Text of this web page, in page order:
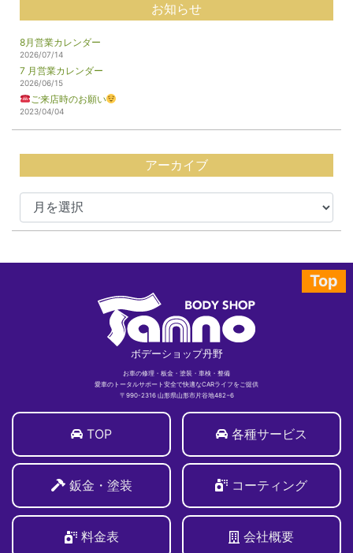
お知らせ
8月営業カレンダー
2026/07/14
7 月営業カレンダー
2026/06/15
ご来店時のお願い
2023/04/04
アーカイブ
Top
ボデーショップ丹野
お車の修理・板金・塗装・車検・整備
愛車のトータルサポート安全で快適なCARライフをご提供
〒990-2316 山形県山形市片谷地482−6
TOP 各種サービス
鈑金・塗装 コーティング
料金表 会社概要